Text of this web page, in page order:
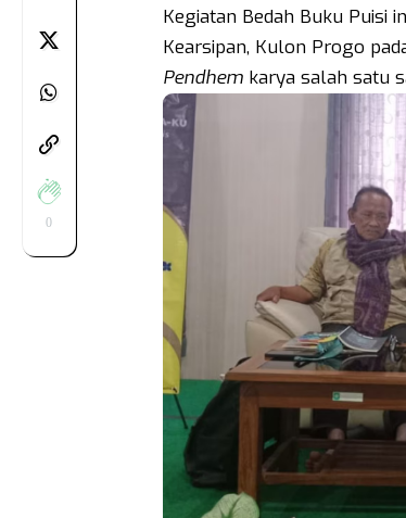
0
Kegiatan Bedah Buku Puisi
Kearsipan, Kulon Progo
Pendhemkarya salah satu